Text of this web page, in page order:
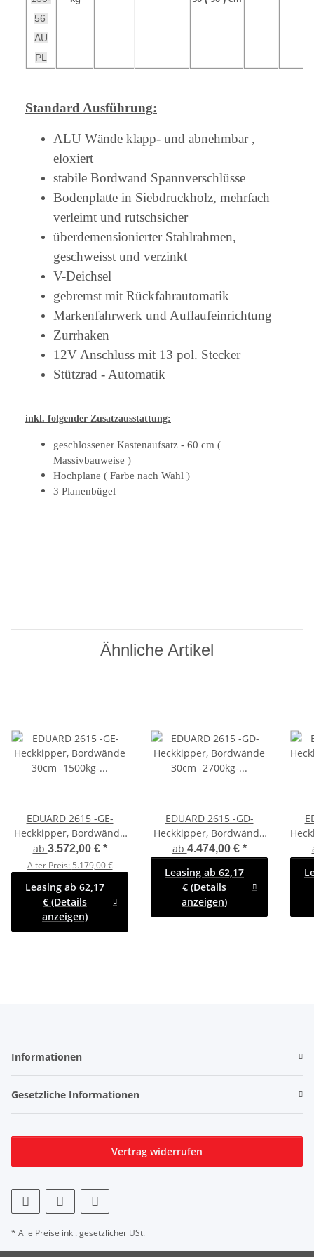
56
AU
PL
Standard Ausführung:
ALU Wände klapp- und abnehmbar ,
eloxiert
stabile Bordwand Spannverschlüsse
Bodenplatte in Siebdruckholz, mehrfach
verleimt und rutschsicher
überdemensionierter Stahlrahmen,
geschweisst und verzinkt
V-Deichsel
gebremst mit Rückfahrautomatik
Markenfahrwerk und Auflaufeinrichtung
Zurrhaken
12V Anschluss mit 13 pol. Stecker
Stützrad - Automatik
inkl. folgender Zusatzausstattung:
geschlossener Kastenaufsatz - 60 cm (
Massivbauweise )
Hochplane ( Farbe nach Wahl )
3 Planenbügel
Ähnliche Artikel
EDUARD 2615 -GE-
Heckkipper, Bordwände
30cm -1500kg- H-Pumpe
- Lfh: 63cm -195/50R13
mit Stahl -
Kastenaufsatz (NB)
ab 3.572,00 € *
Alter Preis:5.179,00 €
Leasing ab 62,17
€ (Details
anzeigen)
EDUARD 2615 -GD-
Heckkipper, Bordwände
30cm -2700kg- H-Pumpe
- Lfh: 72cm -185/70R13
mit Stahl -
Kastenaufsatz -
Flachplane
ab 4.474,00 € *
Leasing ab 62,17
€ (Details
anzeigen)
-
-
Informationen
Gesetzliche Informationen
Vertrag widerrufen
* Alle Preise inkl. gesetzlicher USt.